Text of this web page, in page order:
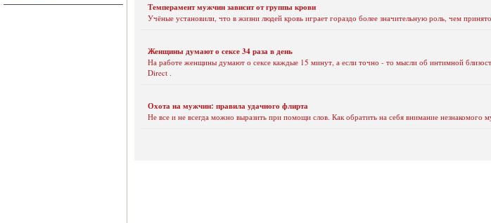
Темперамент мужчин зависит от группы крови
Учёные установили, что в жизни людей кровь играет гораздо более значительную роль, чем
Женщины думают о сексе 34 раза в день
На работе женщины думают о сексе каждые 15 минут, а если точно - то мысли об интимной
Direct .
Охота на мужчин: правила удачного флирта
Не все и не всегда можно выразить при помощи слов. Как обратить на себя внимание